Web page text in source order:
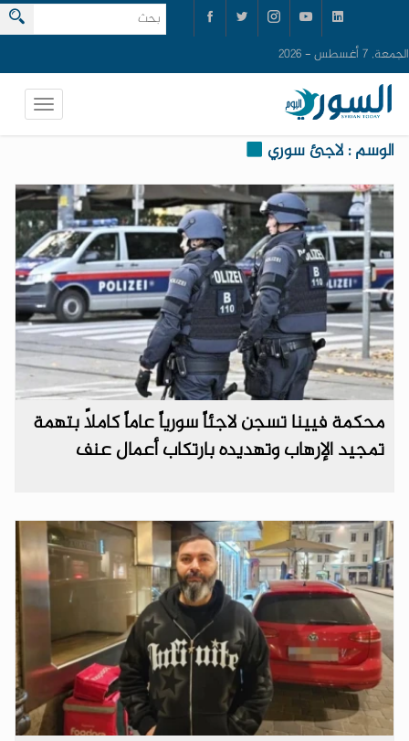
الجمعة, 7 أغسطس - 2026
الوسم : لاجئ سوري
محكمة فيينا تسجن لاجئاً سورياً عاماً كاملاً بتهمة
تمجيد الإرهاب وتهديده بارتكاب أعمال عنف